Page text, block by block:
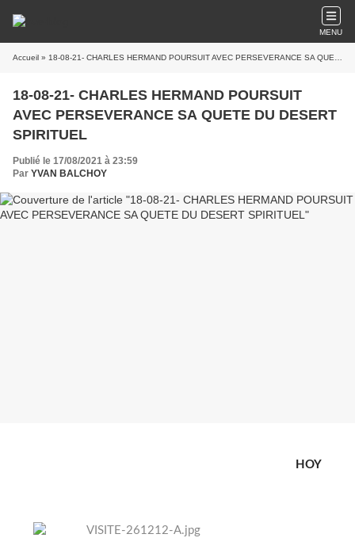
MENU
Accueil » 18-08-21- CHARLES HERMAND POURSUIT AVEC PERSEVERANCE SA QUETE DU DESERT SPIRITUEL
18-08-21- CHARLES HERMAND POURSUIT
AVEC PERSEVERANCE SA QUETE DU DESERT
SPIRITUEL
Publié le 17/08/2021 à 23:59
Par YVAN BALCHOY
HOY